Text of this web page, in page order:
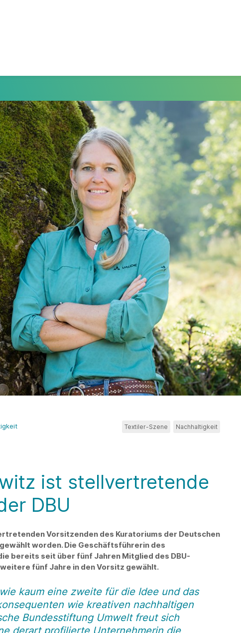
Textiler-Szene Nachhaltigkeit
ist stellvertretende
DBU
Vorsitzenden des Kuratoriums der Deutschen
worden. Die Geschäftsführerin des
bereits seit über fünf Jahren Mitglied des DBU-
fünf Jahre in den Vorsitz gewählt.
kaum eine zweite für die Idee und das
wie kreativen nachhaltigen
Bundesstiftung Umwelt freut sich
derart profilierte Unternehmerin die